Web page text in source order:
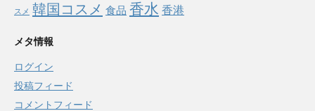
スメ 韓国コスメ 食品 香水 香港
メタ情報
ログイン
投稿フィード
コメントフィード